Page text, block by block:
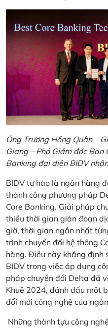
Ông Trương Hồng Quân –
Giang – Phó Giám đốc
Banking đại diện BIDV
BIDV tự hào là ngân hàng
thành công phương pháp
Core Banking. Giải pháp
thiểu thời gian gián đoạn
giờ, thời gian ngắn nhất
trình chuyển đổi hệ thống
hàng. Điều này khẳng định
BIDV trong việc áp dụng
pháp chuyển đổi Delta đã
Khuê 2024, đánh dấu một
đổi mới công nghệ của
Những thành tựu công